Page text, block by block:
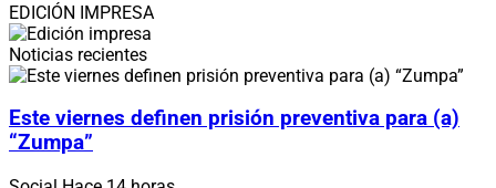
EDICIÓN IMPRESA
Noticias recientes
Este viernes definen prisión preventiva para (a)
“Zumpa”